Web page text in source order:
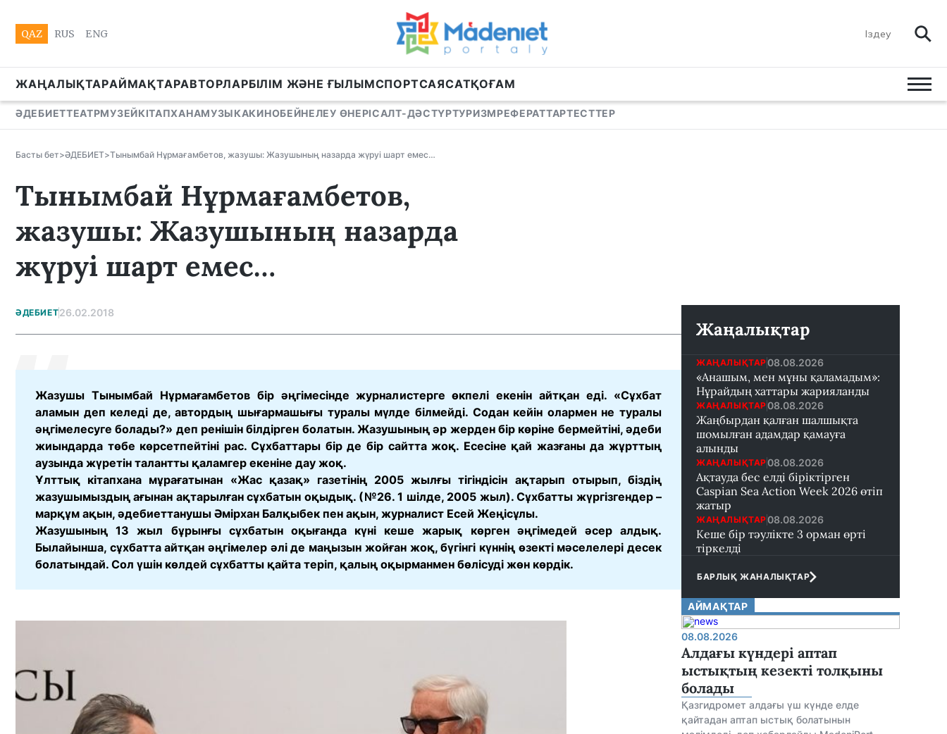
QAZ RUS ENG
ЖАҢАЛЫҚТАРАЙМАҚТАРАВТОРЛАРБІЛІМ ЖӘНЕ ҒЫЛЫМСПОРТСАЯСАТҚОҒАМ
ӘДЕБИЕТТЕАТРМУЗЕЙКІТАПХАНАМУЗЫКАКИНОБЕЙНЕЛЕУ ӨНЕРІСАЛТ-ДӘСТҮРТУРИЗМРЕФЕРАТТАРТЕСТТЕР
Басты бет>ӘДЕБИЕТ>Тынымбай Нұрмағамбетов, жазушы: Жазушының назарда жүруі шарт емес…
Тынымбай Нұрмағамбетов,
жазушы: Жазушының назарда
жүруі шарт емес…
ӘДЕБИЕТ26.02.2018
Жазушы Тынымбай Нұрмағамбетов бір әңгімесінде журналистерге өкпелі екенін айтқан еді. «Сұхбат
аламын деп келеді де, автордың шығармашығы туралы мүлде білмейді. Содан кейін олармен не туралы
әңгімелесуге болады?» деп ренішін білдірген болатын. Жазушының әр жерден бір көріне бермейтіні, әдеби
жиындарда төбе көрсетпейтіні рас. Сұхбаттары бір де бір сайтта жоқ. Есесіне қай жазғаны да жұрттың
аузында жүретін талантты қаламгер екеніне дау жоқ.
Ұлттық кітапхана мұрағатынан «Жас қазақ» газетінің 2005 жылғы тігіндісін ақтарып отырып, біздің
жазушымыздың ағынан ақтарылған сұхбатын оқыдық. (№26. 1 шілде, 2005 жыл). Сұхбатты жүргізгендер –
марқұм ақын, әдебиеттанушы Әмірхан Балқыбек пен ақын, журналист Есей Жеңісұлы.
Жазушының 13 жыл бұрынғы сұхбатын оқығанда күні кеше жарық көрген әңгімедей әсер алдық.
Былайынша, сұхбатта айтқан әңгімелер әлі де маңызын жойған жоқ, бүгінгі күннің өзекті мәселелері десек
болатындай. Сол үшін көлдей сұхбатты қайта теріп, қалың оқырманмен бөлісуді жөн көрдік.
Жаңалықтар
ЖАҢАЛЫҚТАР 08.08.2026
«Анашым, мен мұны қаламадым»:
Нұрайдың хаттары жарияланды
ЖАҢАЛЫҚТАР 08.08.2026
Жаңбырдан қалған шалшықта
шомылған адамдар қамауға
алынды
ЖАҢАЛЫҚТАР 08.08.2026
Ақтауда бес елді біріктірген
Caspian Sea Action Week 2026 өтіп
жатыр
ЖАҢАЛЫҚТАР 08.08.2026
Кеше бір тәулікте 3 орман өрті
тіркелді
БАРЛЫҚ ЖАНАЛЫҚТАР
АЙМАҚТАР
08.08.2026
Алдағы күндері аптап
ыстықтың кезекті толқыны
болады
Қазгидромет алдағы үш күнде елде
қайтадан аптап ыстық болатынын